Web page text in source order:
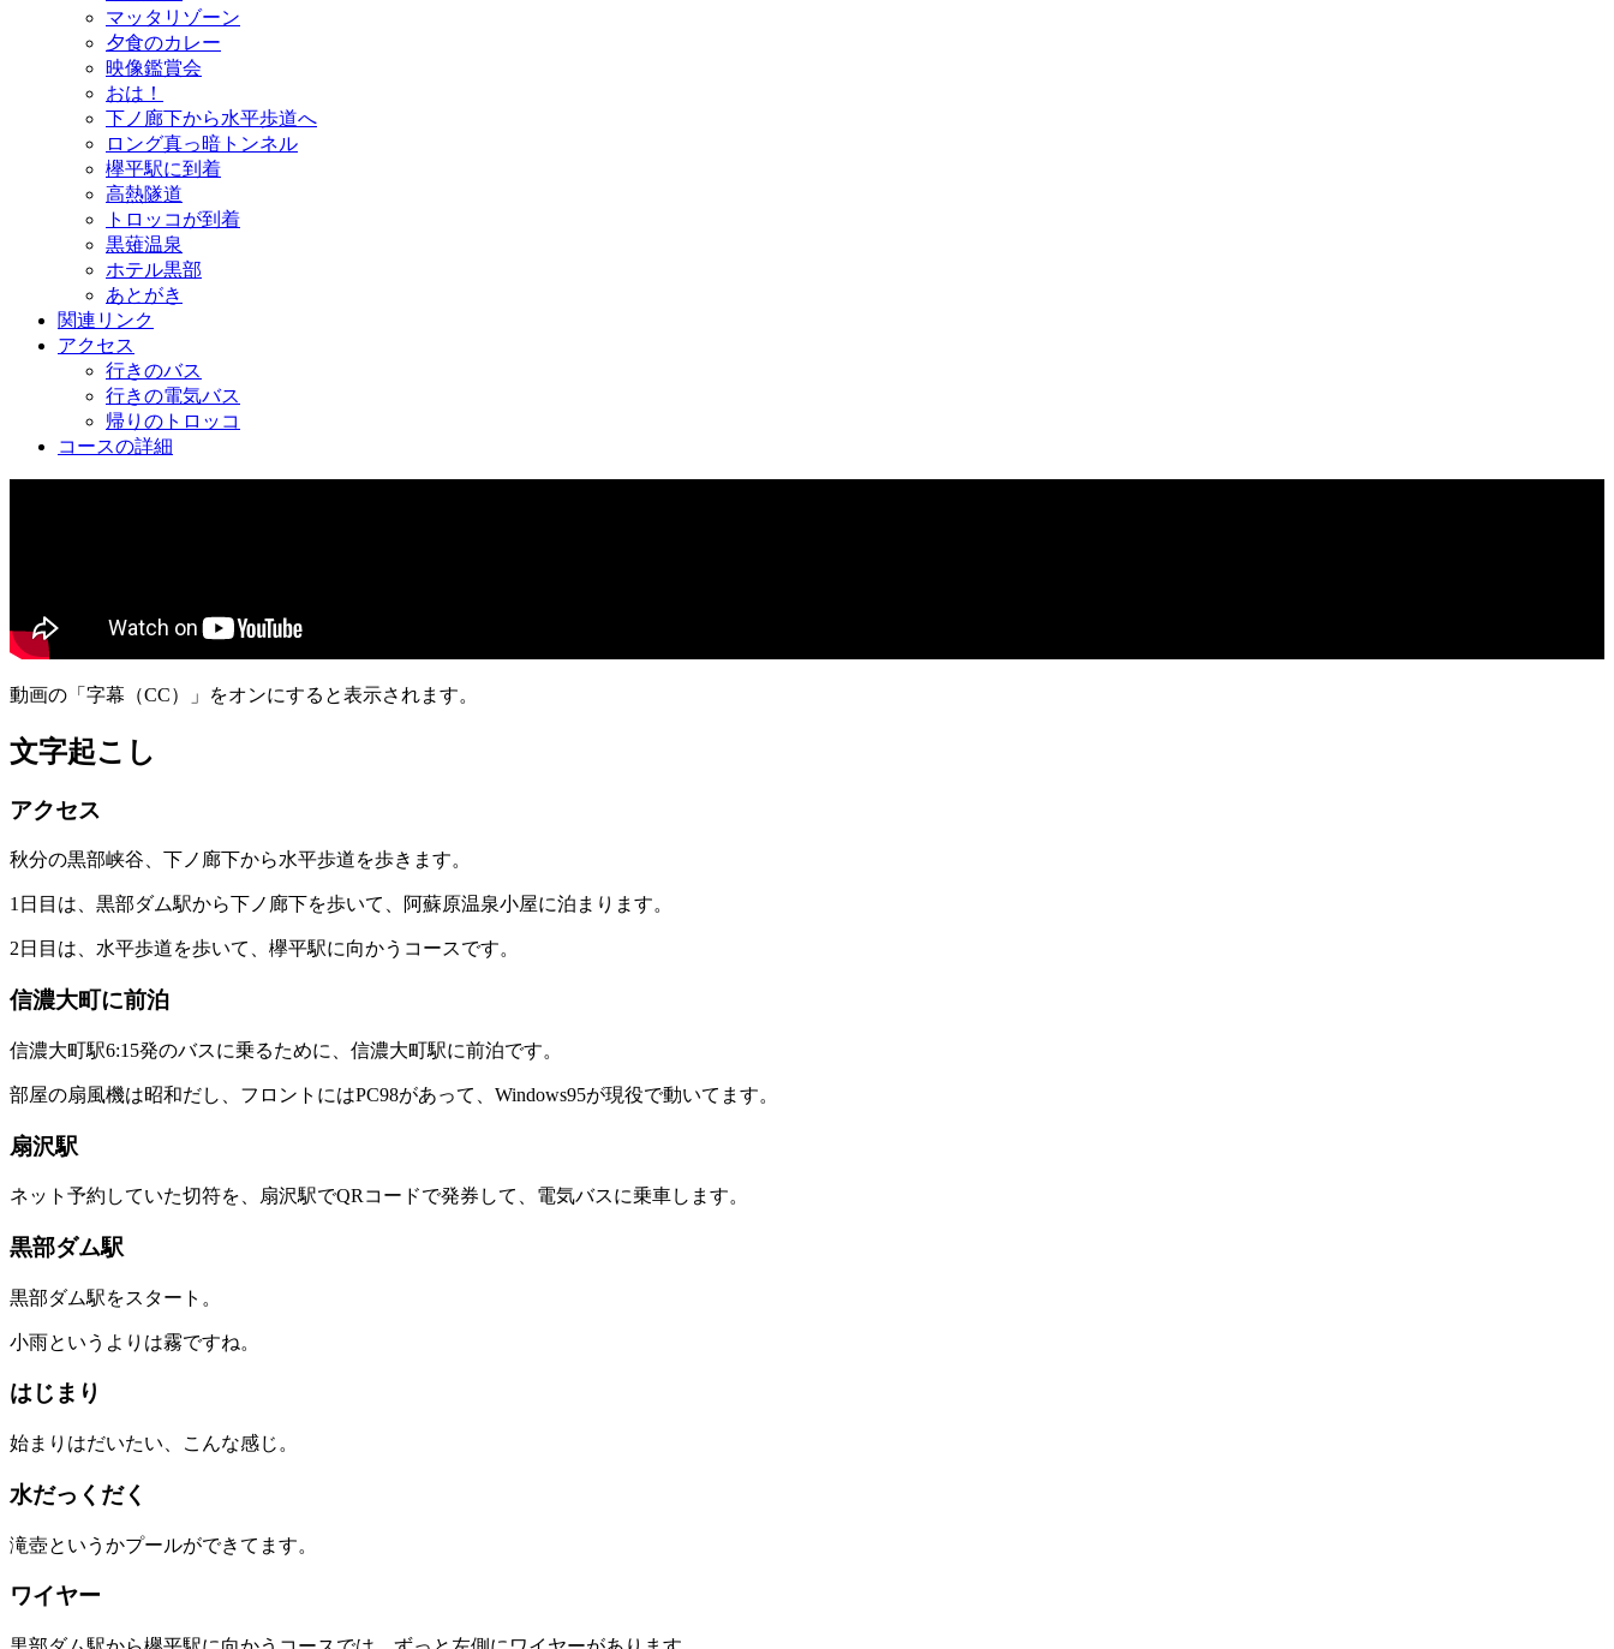
マッタリゾーン
夕食のカレー
映像鑑賞会
おは！
下ノ廊下から水平歩道へ
ロング真っ暗トンネル
欅平駅に到着
高熱隧道
トロッコが到着
黒薙温泉
ホテル黒部
あとがき
関連リンク
アクセス
行きのバス
行きの電気バス
帰りのトロッコ
コースの詳細
動画の「字幕（CC）」をオンにすると表示されます。
文字起こし
アクセス
秋分の黒部峡谷、下ノ廊下から水平歩道を歩きます。
1日目は、黒部ダム駅から下ノ廊下を歩いて、阿蘇原温泉小屋に泊まります。
2日目は、水平歩道を歩いて、欅平駅に向かうコースです。
信濃大町に前泊
信濃大町駅6:15発のバスに乗るために、信濃大町駅に前泊です。
部屋の扇風機は昭和だし、フロントにはPC98があって、Windows95が現役で動いてます。
扇沢駅
ネット予約していた切符を、扇沢駅でQRコードで発券して、電気バスに乗車します。
黒部ダム駅
黒部ダム駅をスタート。
小雨というよりは霧ですね。
はじまり
始まりはだいたい、こんな感じ。
水だっくだく
滝壺というかプールができてます。
ワイヤー